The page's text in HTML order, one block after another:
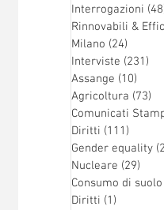
Interrogazioni
Rinnovabili &
Milano (24)
Interviste (231)
Assange (10)
Agricoltura (73)
Comunicati
Diritti (111)
Gender equality
Nucleare (29)
Consumo di suolo
Diritti (1)